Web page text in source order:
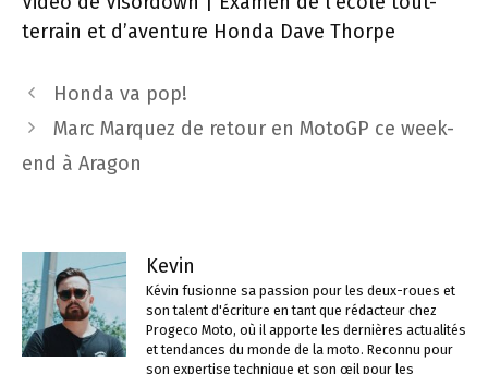
terrain et d’aventure Honda Dave Thorpe
Navigation
des
articles
Honda va pop!
Marc Marquez de retour en MotoGP ce week-
end à Aragon
Kevin
Kévin fusionne sa passion pour les deux-roues et
son talent d'écriture en tant que rédacteur chez
Progeco Moto, où il apporte les dernières actualités
et tendances du monde de la moto. Reconnu pour
son expertise technique et son œil pour les